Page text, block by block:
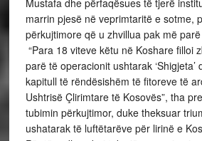
Kryeministri Mustafa tha se, “heqja
Kosovës e Shqipërisë më 9 prill 1999
fitoreve më domethënese të Ushtrisë
Kosovës” dhe se “Beteja e Kosharës
frontale për çlirimin e Kosovës”.
Kreu i qeverisë vlerësoi lartë
jashtëzakonshëm të heronjve Agim
Abaz Thaçi, Xhemajl Fetahu, por edhe
heronjve e dëshmorëve të Betejës së